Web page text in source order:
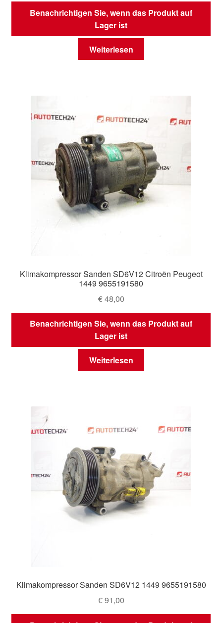
Benachrichtigen Sie, wenn das Produkt auf
Lager ist
Weiterlesen
Klimakompressor Sanden SD6V12 Citroën Peugeot
1449 9655191580
€48,00
Benachrichtigen Sie, wenn das Produkt auf
Lager ist
Weiterlesen
Klimakompressor Sanden SD6V12 1449 9655191580
€91,00